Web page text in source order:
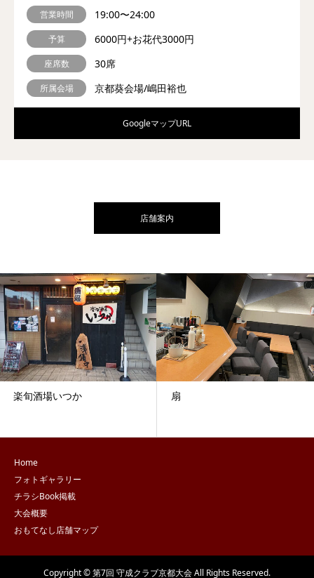
営業時間 19:00〜24:00
予算 6000円+お花代3000円
座席数 30席
所属会場 京都葵会場/嶋田裕也
GoogleマップURL
店舗案内
楽旬酒場いつか 扇
Home
フォトギャラリー
チラシBook掲載
大会概要
おもてなし店舗マップ
Copyright © 第7回 守成クラブ京都大会 All Rights Reserved.